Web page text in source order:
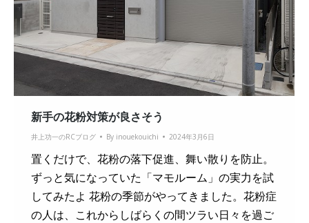
新手の花粉対策が良さそう
井上功一のRCブログ By inouekouichi 2024年3月6日
置くだけで、花粉の落下促進、舞い散りを防止。
ずっと気になっていた「マモルーム」の実力を試
してみたよ 花粉の季節がやってきました。花粉症
の人は、これからしばらくの間ツラい日々を過ご